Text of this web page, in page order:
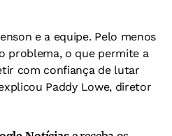
e a equipe. Pelo menos
problema, o que permite a
com confiança de lutar
Paddy Lowe, diretor